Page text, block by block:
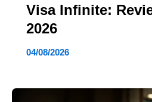
Visa Infinite:
2026
04/08/2026